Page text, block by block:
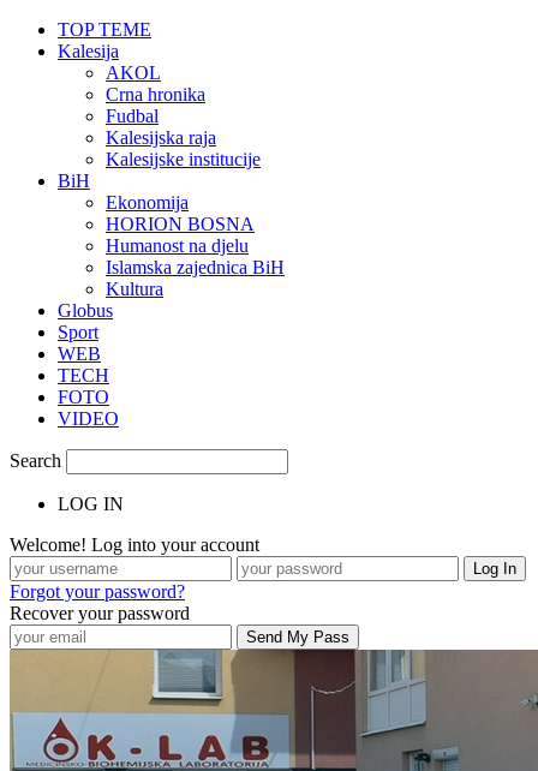
TOP TEME
Kalesija
AKOL
Crna hronika
Fudbal
Kalesijska raja
Kalesijske institucije
BiH
Ekonomija
HORION BOSNA
Humanost na djelu
Islamska zajednica BiH
Kultura
Globus
Sport
WEB
TECH
FOTO
VIDEO
Search
LOG IN
Welcome! Log into your account
Forgot your password?
Recover your password